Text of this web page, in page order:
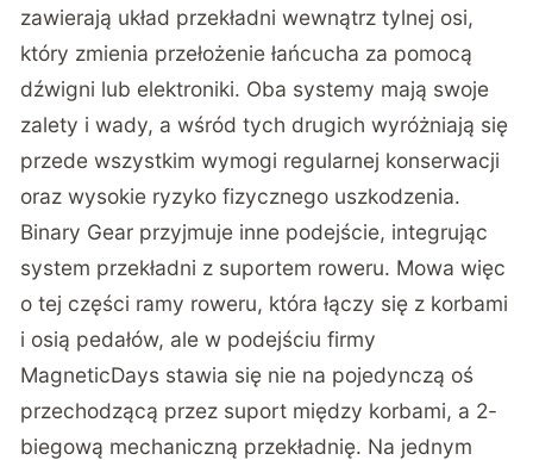
zawierają układ przekładni wewnątrz tylnej osi,
który zmienia przełożenie łańcucha za pomocą
dźwigni lub elektroniki. Oba systemy mają swoje
zalety i wady, a wśród tych drugich wyróżniają się
przede wszystkim wymogi regularnej konserwacji
oraz wysokie ryzyko fizycznego uszkodzenia.
Binary Gear przyjmuje inne podejście, integrując
system przekładni z suportem roweru. Mowa więc
o tej części ramy roweru, która łączy się z korbami
i osią pedałów, ale w podejściu firmy
MagneticDays stawia się nie na pojedynczą oś
przechodzącą przez suport między korbami, a 2-
biegową mechaniczną przekładnię. Na jednym